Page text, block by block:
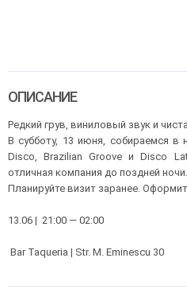
ОПИСАНИЕ
Редкий грув, виниловый звук и
В субботу, 13 июня, собираемся в
Disco, Brazilian Groove и Disco
отличная компания до поздней ночи.
Планируйте визит заранее.
13.06 | 21:00 — 02:00
Bar Taqueria | Str. M. Eminescu 30